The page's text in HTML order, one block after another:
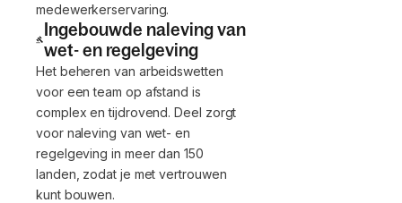
medewerkerservaring.
Ingebouwde naleving van
wet- en regelgeving
Het beheren van arbeidswetten
voor een team op afstand is
complex en tijdrovend. Deel zorgt
voor naleving van wet- en
regelgeving in meer dan 150
landen, zodat je met vertrouwen
kunt bouwen.